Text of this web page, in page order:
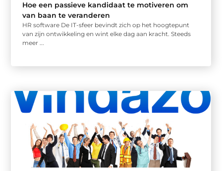
Hoe een passieve kandidaat te motiveren om
van baan te veranderen
HR software De IT-sfeer bevindt zich op het hoogtepunt
van zijn ontwikkeling en wint elke dag aan kracht. Steeds
meer ...